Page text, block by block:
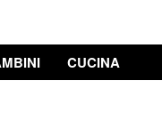
CUCINA